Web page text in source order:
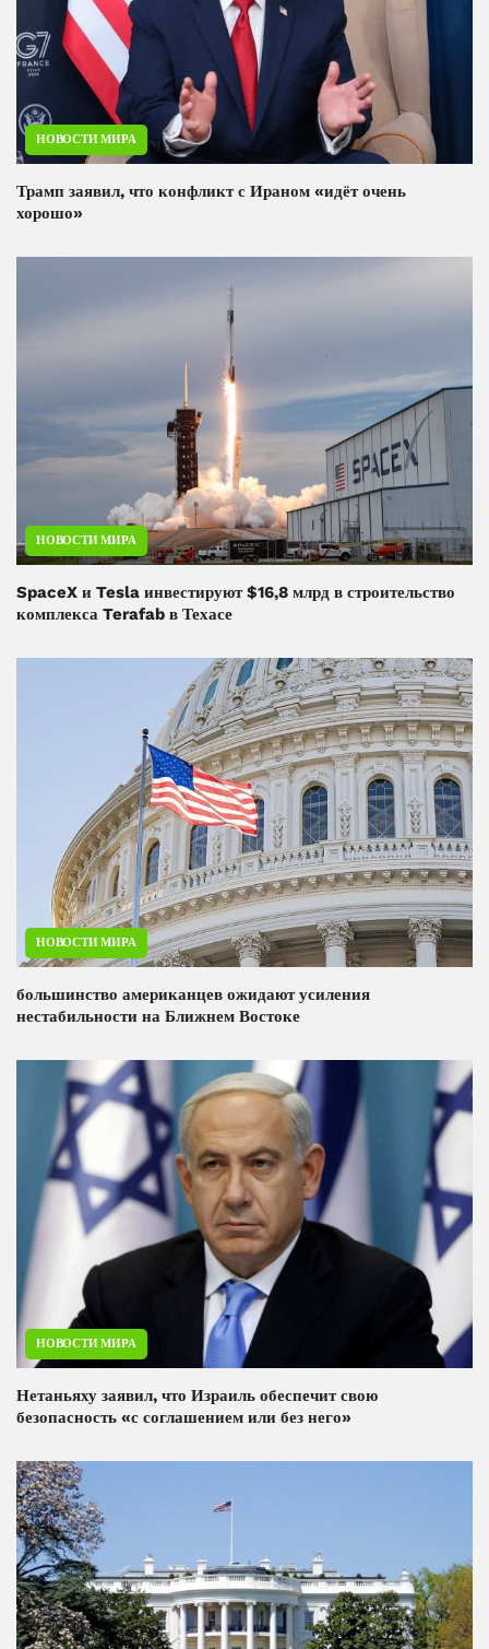
НОВОСТИ МИРА
Трамп заявил, что конфликт с Ираном «идёт очень
хорошо»
НОВОСТИ МИРА
SpaceX и Tesla инвестируют $16,8 млрд в строительство
комплекса Terafab в Техасе
НОВОСТИ МИРА
большинство американцев ожидают усиления
нестабильности на Ближнем Востоке
НОВОСТИ МИРА
Нетаньяху заявил, что Израиль обеспечит свою
безопасность «с соглашением или без него»